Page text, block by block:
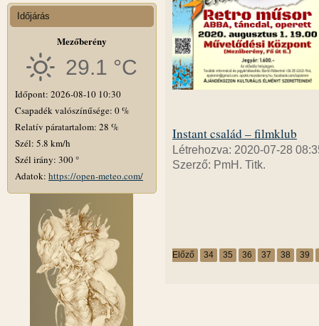
Időjárás
Mezőberény
29.1 °C
Időpont: 2026-08-10 10:30
Csapadék valószínűsége: 0 %
Relatív páratartalom: 28 %
Szél: 5.8 km/h
Szél irány: 300 °
Adatok: https://open-meteo.com/
Instant család – filmklub
Létrehozva: 2020-07-28
Szerző: PmH. Titk.
Előző 34 35 36 37 38 39